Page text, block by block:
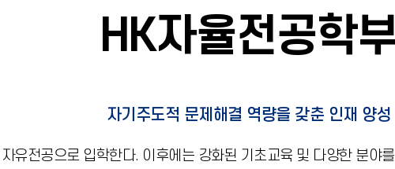
HK자율전공학부
자기주도적 문제해결 역량을 갖춘 인재 양성
유전공으로 입학한다. 이후에는 강화된 기초교육 및 다양한 분야